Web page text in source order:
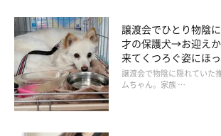
譲渡会でひとり物陰
才の保護犬→お迎え
来てくつろぐ姿にほ
譲渡会で物陰に隠れていた
ムちゃん。家族 …